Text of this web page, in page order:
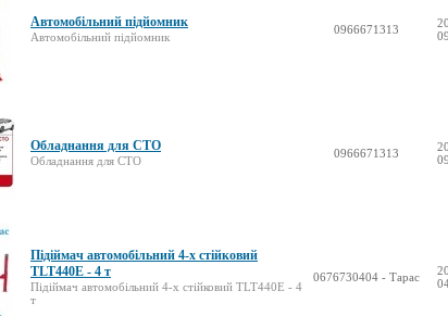
Автомобільний підйомник
Автомобільний підйомник
0966671313
Обладнання для СТО
Обладнання для СТО
0966671313
Підіймач автомобільний 4-х стійковий
TLT440E - 4 т
Підіймач автомобільний 4-х стійковий TLT440E - 4
т
0676730404 - Тарас